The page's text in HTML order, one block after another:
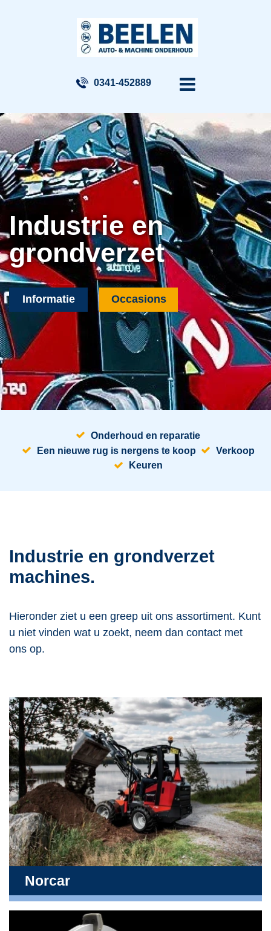
0341-452889
Industrie en
grondverzet
Informatie Occasions
Onderhoud en reparatie
Een nieuwe rug is nergens te koop
Verkoop
Keuren
Industrie en grondverzet
machines.
Hieronder ziet u een greep uit ons assortiment. Kunt
u niet vinden wat u zoekt, neem dan contact met
ons op.
Norcar